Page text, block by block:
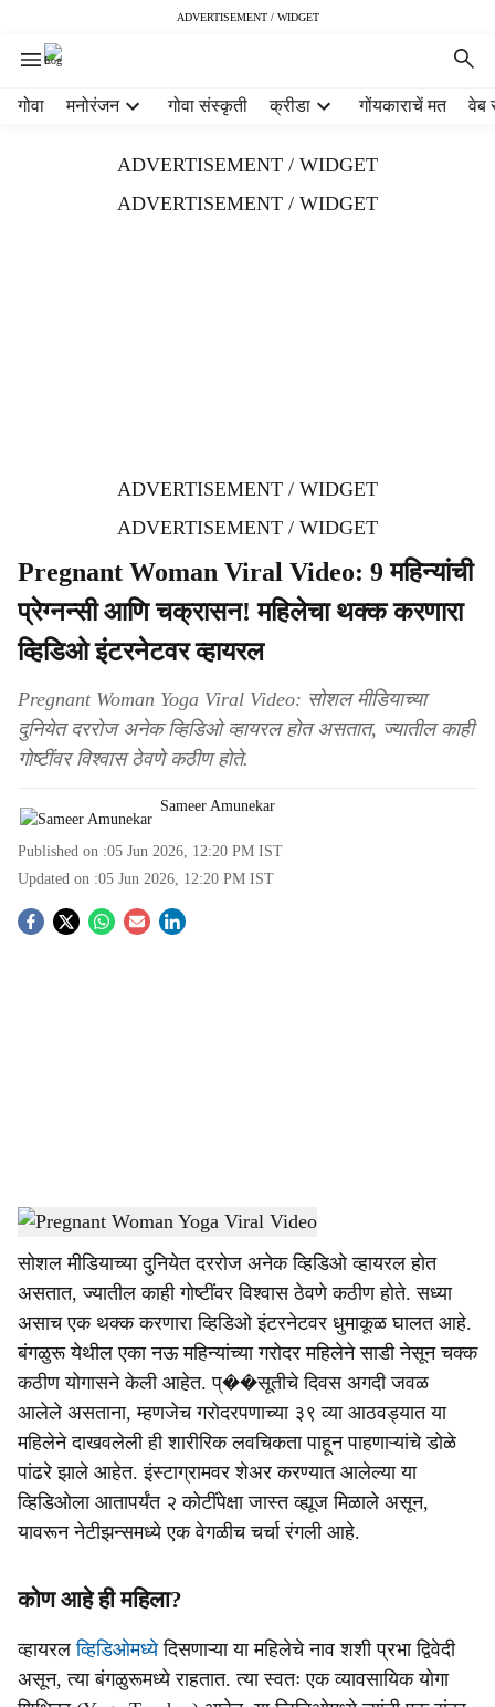
ADVERTISEMENT / WIDGET
गोवा मनोरंजन गोवा संस्कृती क्रीडा गोंयकाराचें मत वेब
ADVERTISEMENT / WIDGET
ADVERTISEMENT / WIDGET
ADVERTISEMENT / WIDGET
ADVERTISEMENT / WIDGET
Pregnant Woman Viral Video: 9 महिन्यांची
प्रेग्नन्सी आणि चक्रासन! महिलेचा थक्क करणारा
व्हिडिओ इंटरनेटवर व्हायरल
Pregnant Woman Yoga Viral Video: सोशल मीडियाच्या
दुनियेत दररोज अनेक व्हिडिओ व्हायरल होत असतात, ज्यातील काही
गोष्टींवर विश्वास ठेवणे कठीण होते.
Sameer Amunekar
Published on :05 Jun 2026, 12:20 PM IST
Updated on :05 Jun 2026, 12:20 PM IST
S
a
r
e
Pregnant Woman Yoga Viral Video-Dainik Gomantak
सोशल मीडियाच्या दुनियेत दररोज अनेक व्हिडिओ व्हायरल होत
असतात, ज्यातील काही गोष्टींवर विश्वास ठेवणे कठीण होते. सध्या
असाच एक थक्क करणारा व्हिडिओ इंटरनेटवर धुमाकूळ घालत आहे.
बंगळुरू येथील एका नऊ महिन्यांच्या गरोदर महिलेने साडी नेसून चक्क
कठीण योगासने केली आहेत. प्��सूतीचे दिवस अगदी जवळ
आलेले असताना, म्हणजेच गरोदरपणाच्या ३९ व्या आठवड्यात या
महिलेने दाखवलेली ही शारीरिक लवचिकता पाहून पाहणाऱ्यांचे डोळे
पांढरे झाले आहेत. इंस्टाग्रामवर शेअर करण्यात आलेल्या या
व्हिडिओला आतापर्यंत २ कोटींपेक्षा जास्त व्ह्यूज मिळाले असून,
यावरून नेटीझन्समध्ये एक वेगळीच चर्चा रंगली आहे.
कोण आहे ही महिला?
व्हायरलव्हिडिओमध्येदिसणाऱ्या या महिलेचे नाव शशी प्रभा द्विवेदी
असून, त्या बंगळुरूमध्ये राहतात. त्या स्वतः एक व्यावसायिक योगा